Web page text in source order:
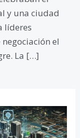
y una ciudad
líderes
el
La […]